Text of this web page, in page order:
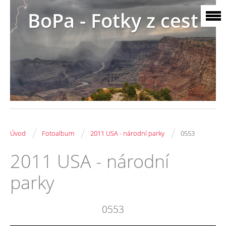
BoPa - Fotky z cest
Úvod / Fotoalbum / 2011 USA - národní parky / 0553
2011 USA - národní
parky
0553